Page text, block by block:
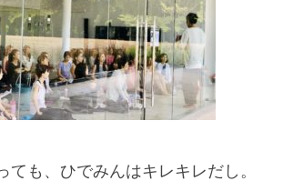
ても、ひでみんはキレキレだし。